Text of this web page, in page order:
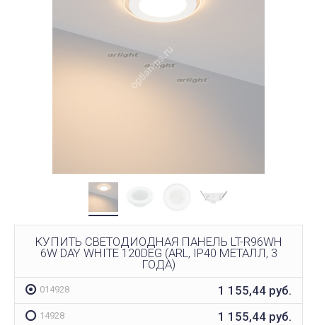
КУПИТЬ СВЕТОДИОДНАЯ ПАНЕЛЬ LT-R96WH
6W DAY WHITE 120DEG (ARL, IP40 МЕТАЛЛ, 3
ГОДА)
014928 1 155,44 руб.
14928 1 155,44 руб.